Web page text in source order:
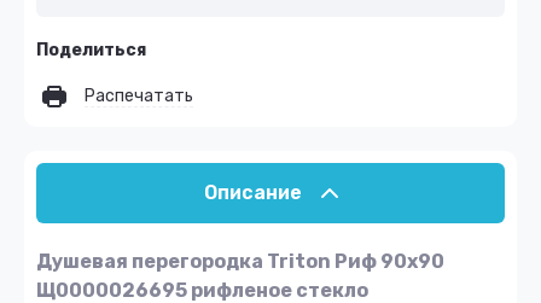
Поделиться
Распечатать
Описание
Душевая перегородка Triton Риф 90x90
Щ0000026695 рифленое стекло